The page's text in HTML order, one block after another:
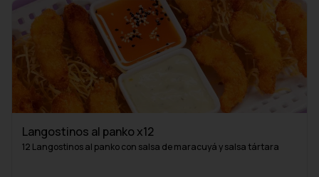
Langostinos al panko x12
12 Langostinos al panko con salsa de maracuyá y salsa tártara